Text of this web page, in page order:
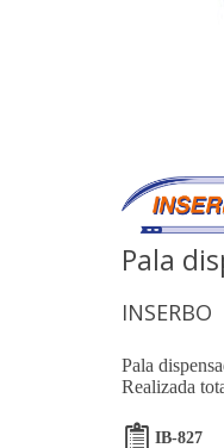
Pala
INSERBO
Pala
Realizada
IB-827